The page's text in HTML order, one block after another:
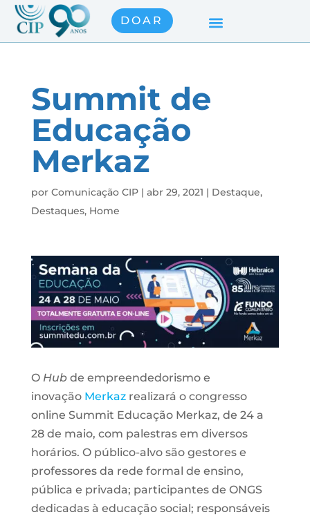
DOAR
Summit de
Educação
Merkaz
por Comunicação CIP| abr 29, 2021 | Destaque,
Destaques, Home
O Hub de empreendedorismo e
inovação Merkazrealizará o congresso
online Summit Educação Merkaz, de 24 a
28 de maio, com palestras em diversos
horários. O público-alvo são gestores e
professores da rede formal de ensino,
pública e privada; participantes de ONGS
dedicadas à educação social; responsáveis